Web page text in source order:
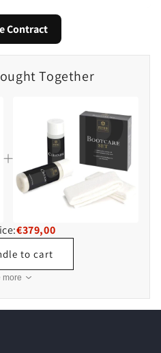
Contract
Together
€379,00
to cart
more